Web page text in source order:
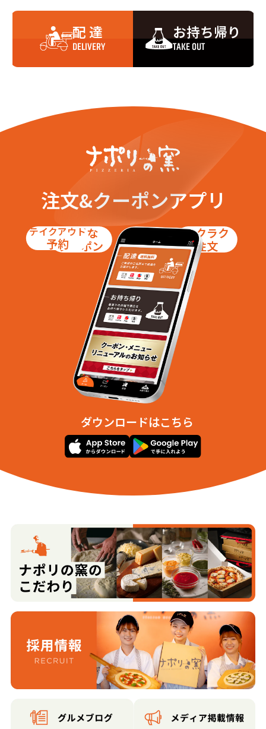
北一条東１７丁目
北一条東１８丁目
北二条東２丁目
北二条東３丁目
北二条東４丁目
北二条東５丁目
北二条東６丁目
北二条東７丁目
北二条東８丁目
北二条東９丁目
北二条東１６丁目
北二条東１７丁目
北二条東１８丁目
北三条東１丁目
北三条東２丁目
北三条東３丁目
北三条東４丁目
北三条東５丁目
北三条東６丁目
北三条東７丁目
北三条東９丁目
北三条東１０丁目
北三条東１１丁目
北三条東１２丁目
北三条東１３丁目
北三条東１５丁目
北四条東１丁目
北四条東２丁目
北四条東３丁目
北四条東４丁目
北四条東５丁目
北四条東６丁目
北四条東８丁目
北五条東２丁目
南一条東１丁目
南一条東３丁目
南一条東４丁目
南一条東５丁目
南一条東６丁目
南一条東７丁目
南一条東８丁目
南二条東１丁目
南二条東２丁目
南二条東３丁目
南二条東４丁目
南二条東５丁目
南二条東６丁目
南三条東１丁目
南三条東２丁目
南三条東３丁目
南三条東４丁目
南三条東５丁目
南四条東２丁目
南四条東３丁目
南四条東４丁目
南四条東５丁目
南五条東１丁目
南五条東２丁目
南五条東３丁目
南五条東４丁目
南六条東２丁目
南七条東１丁目
南七条東２丁目
菊水一条１丁目
菊水一条２丁目
菊水一条３丁目
菊水一条４丁目
菊水二条１丁目
菊水二条２丁目
菊水二条３丁目
菊水三条１丁目
菊水三条２丁目
菊水三条３丁目
菊水三条４丁目
菊水三条５丁目
菊水四条１丁目
菊水四条２丁目
菊水四条３丁目
菊水五条１丁目
菊水五条３丁目
菊水六条１丁目
菊水六条２丁目
菊水六条３丁目
菊水六条４丁目
菊水七条１丁目
菊水七条２丁目
菊水七条４丁目
菊水八条１丁目
菊水八条２丁目
菊水九条１丁目
菊水九条２丁目
菊水九条３丁目
菊水九条４丁目
配 達
DELIVERY
お持ち帰り
TAKE OUT
注文&クーポンアプリ
お得な
クーポン
テイクアウト
予約
ラクラク
注文
ダウンロードはこちら